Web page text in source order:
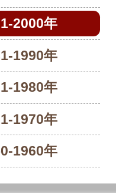
2000年
1990年
1980年
1970年
1960年